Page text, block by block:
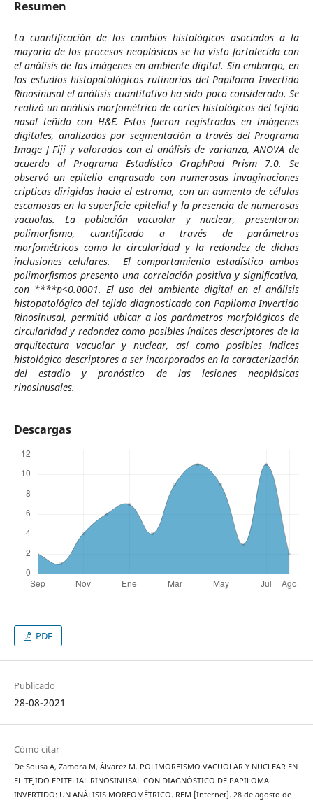
Resumen
La cuantificación de los cambios histológicos asociados a la
mayoría de los procesos neoplásicos se ha visto fortalecida con
el análisis de las imágenes en ambiente digital. Sin embargo, en
los estudios histopatológicos rutinarios del Papiloma Invertido
Rinosinusal el análisis cuantitativo ha sido poco considerado. Se
realizó un análisis morfométrico de cortes histológicos del tejido
nasal teñido con H&E. Estos fueron registrados en imágenes
digitales, analizados por segmentación a través del Programa
Image J Fiji y valorados con el análisis de varianza, ANOVA de
acuerdo al Programa Estadístico GraphPad Prism 7.0. Se
observó un epitelio engrasado con numerosas invaginaciones
cripticas dirigidas hacia el estroma, con un aumento de células
escamosas en la superficie epitelial y la presencia de numerosas
vacuolas. La población vacuolar y nuclear, presentaron
polimorfismo, cuantificado a través de parámetros
morfométricos como la circularidad y la redondez de dichas
inclusiones celulares. El comportamiento estadístico ambos
polimorfismos presento una correlación positiva y significativa,
con ****p<0.0001. El uso del ambiente digital en el análisis
histopatológico del tejido diagnosticado con Papiloma Invertido
Rinosinusal, permitió ubicar a los parámetros morfológicos de
circularidad y redondez como posibles índices descriptores de la
arquitectura vacuolar y nuclear, así como posibles índices
histológico descriptores a ser incorporados en la caracterización
del estadio y pronóstico de las lesiones neoplásicas
rinosinusales.
Descargas
PDF
Publicado
28-08-2021
Cómo citar
De Sousa A, Zamora M, Álvarez M. POLIMORFISMO VACUOLAR Y NUCLEAR EN
EL TEJIDO EPITELIAL RINOSINUSAL CON DIAGNÓSTICO DE PAPILOMA
INVERTIDO: UN ANÁLISIS MORFOMÉTRICO. RFM [Internet]. 28 de agosto de